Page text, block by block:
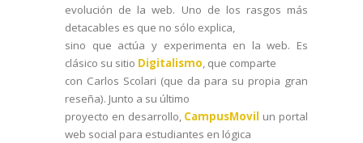
evolución de la web. Uno de los rasgos más
detacables es que no sólo explica,
sino que actúa y experimenta en la web. Es
clásico su sitio Digitalismo, que comparte
con Carlos Scolari (que da para su propia gran
reseña). Junto a su último
proyecto en desarrollo, CampusMovil un portal
web social para estudiantes en lógica